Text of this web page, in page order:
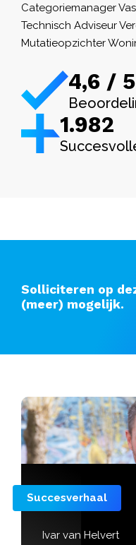
Categoriemanager
Technisch Adviseur
Mutatieopzichter
4,6 / 5
1.982
Solliciteren op
(meer) mogelijk.
Succesverhaal
Ivar van Helvert